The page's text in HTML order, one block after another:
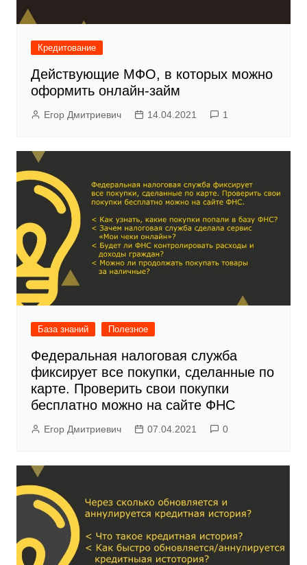
Кредитование
Действующие МФО, в которых можно
оформить онлайн-займ
Егор Дмитриевич 14.04.2021 1
База знаний Полезное
Федеральная налоговая служба
фиксирует все покупки, сделанные по
карте. Проверить свои покупки
бесплатно можно на сайте ФНС
Егор Дмитриевич 07.04.2021 0